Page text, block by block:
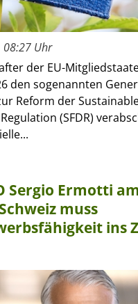
08:27 Uhr
der EU-
den sogenannten
Reform der
(SFDR)
Sergio Ermotti
muss
ins